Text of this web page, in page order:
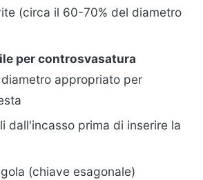
(circa il 60-70% del diametro
per controsvasatura
appropriato per
dall'incasso prima di inserire la
(chiave esagonale)